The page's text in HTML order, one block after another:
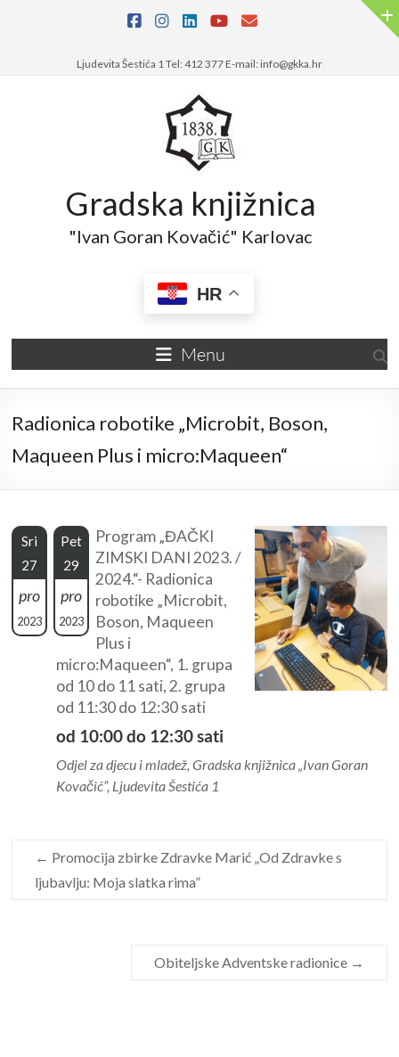
Ljudevita Šestića 1 Tel: 412 377 E-mail: info@gkka.hr
Gradska knjižnica
"Ivan Goran Kovačić" Karlovac
HR
Menu
Radionica robotike „Microbit, Boson,
Maqueen Plus i micro:Maqueen“
Sri
27
pro
2023
Pet
29
pro
2023
Program „ĐAČKI
ZIMSKI DANI 2023. /
2024.“- Radionica
robotike „Microbit,
Boson, Maqueen
Plus i
micro:Maqueen“, 1. grupa
od 10 do 11 sati, 2. grupa
od 11:30 do 12:30 sati
od 10:00 do 12:30 sati
Odjel za djecu i mladež, Gradska knjižnica „Ivan Goran
Kovačić”, Ljudevita Šestića 1
← Promocija zbirke Zdravke Marić „Od Zdravke s
ljubavlju: Moja slatka rima”
Obiteljske Adventske radionice →